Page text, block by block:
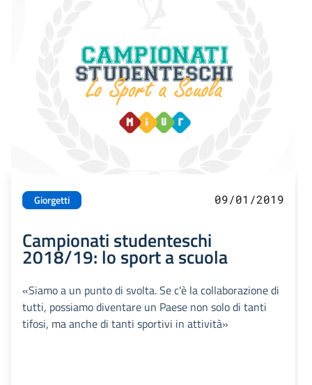
Giorgetti 09/01/2019
Campionati studenteschi
2018/19: lo sport a scuola
«Siamo a un punto di svolta. Se c'è la collaborazione di
tutti, possiamo diventare un Paese non solo di tanti
tifosi, ma anche di tanti sportivi in attività»